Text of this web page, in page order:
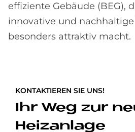
effiziente Gebäude (BEG),
innovative und nachhaltige
besonders attraktiv macht.
KONTAKTIEREN SIE UNS!
Ihr Weg zur
Heizanlage